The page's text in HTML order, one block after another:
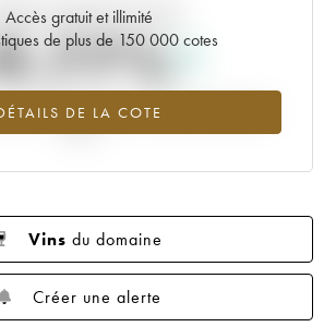
Accès gratuit et illimité
de plus de 150 000 cotes
DE LA COTE
actuelle de la cote
du millésime 2005 en 2026 par rapport à
Vins du domaine
Créer une alerte